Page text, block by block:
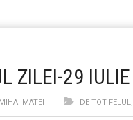
ZILEI-29 IULIE
MIHAI MATEI DE TOT FELUL,